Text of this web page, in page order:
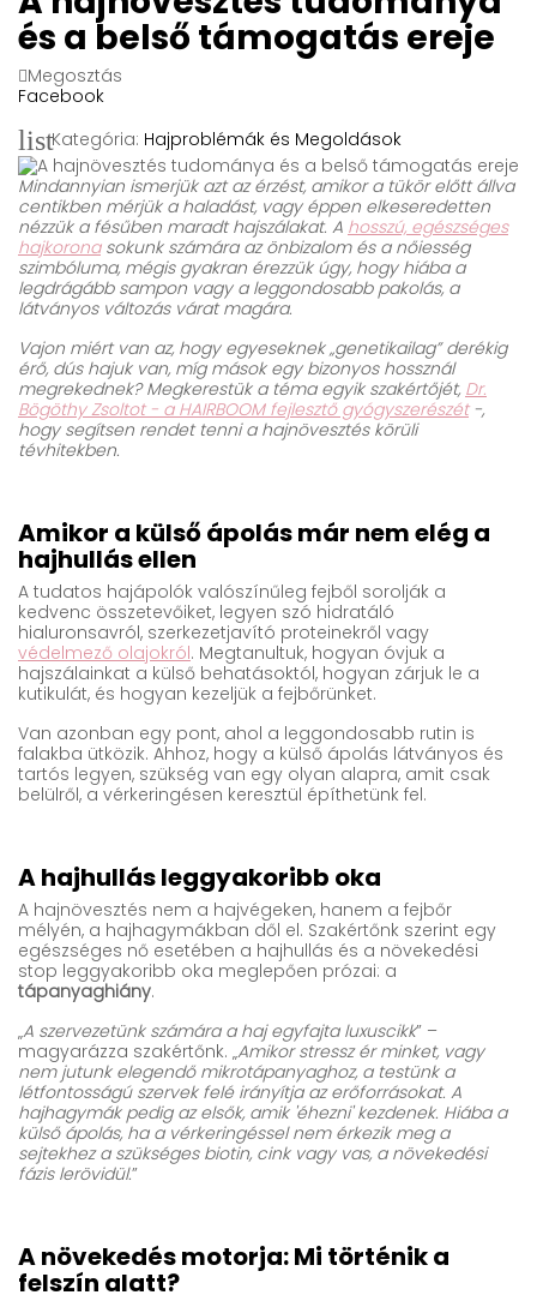
és a belső támogatás ereje
Megosztás
Facebook
listKategória: Hajproblémák és Megoldások
Mindannyian ismerjük azt az érzést, amikor a tükör előtt állva
centikben mérjük a haladást, vagy éppen elkeseredetten
nézzük a fésűben maradt hajszálakat. A hosszú, egészséges
hajkoronasokunk számára az önbizalom és a nőiesség
szimbóluma, mégis gyakran érezzük úgy, hogy hiába a
legdrágább sampon vagy a leggondosabb pakolás, a
látványos változás várat magára.
Vajon miért van az, hogy egyeseknek „genetikailag” derékig
érő, dús hajuk van, míg mások egy bizonyos hossznál
megrekednek? Megkerestük a téma egyik szakértőjét, Dr.
Bögöthy Zsoltot - a HAIRBOOM fejlesztő gyógyszerészét-,
hogy segítsen rendet tenni a hajnövesztés körüli
tévhitekben.
Amikor a külső ápolás már nem elég a
hajhullás ellen
A tudatos hajápolók valószínűleg fejből sorolják a
kedvenc összetevőiket, legyen szó hidratáló
hialuronsavról, szerkezetjavító proteinekről vagy
védelmező olajokról. Megtanultuk, hogyan óvjuk a
hajszálainkat a külső behatásoktól, hogyan zárjuk le a
kutikulát, és hogyan kezeljük a fejbőrünket.
Van azonban egy pont, ahol a leggondosabb rutin is
falakba ütközik. Ahhoz, hogy a külső ápolás látványos és
tartós legyen, szükség van egy olyan alapra, amit csak
belülről, a vérkeringésen keresztül építhetünk fel.
A hajhullás leggyakoribb oka
A hajnövesztés nem a hajvégeken, hanem a fejbőr
mélyén, a hajhagymákban dől el. Szakértőnk szerint egy
egészséges nő esetében a hajhullás és a növekedési
stop leggyakoribb oka meglepően prózai: a
tápanyaghiány.
„A szervezetünk számára a haj egyfajta luxuscikk” –
magyarázza szakértőnk. „Amikor stressz ér minket, vagy
nem jutunk elegendő mikrotápanyaghoz, a testünk a
létfontosságú szervek felé irányítja az erőforrásokat. A
hajhagymák pedig az elsők, amik 'éhezni' kezdenek. Hiába a
külső ápolás, ha a vérkeringéssel nem érkezik meg a
sejtekhez a szükséges biotin, cink vagy vas, a növekedési
fázis lerövidül.”
A növekedés motorja: Mi történik a
felszín alatt?